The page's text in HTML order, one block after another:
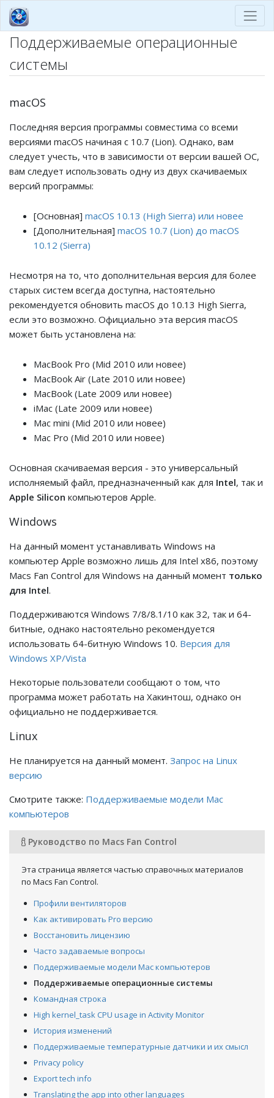
Поддерживаемые операционные
системы
macOS
Последняя версия программы совместима со всеми
версиями macOS начиная с 10.7 (Lion). Однако, вам
следует учесть, что в зависимости от версии вашей ОС,
вам следует использовать одну из двух скачиваемых
версий программы:
[Основная] macOS 10.13 (High Sierra) или новее
[Дополнительная] macOS 10.7 (Lion) до macOS
10.12 (Sierra)
Несмотря на то, что дополнительная версия для более
старых систем всегда доступна, настоятельно
рекомендуется обновить macOS до 10.13 High Sierra,
если это возможно. Официально эта версия macOS
может быть установлена на:
MacBook Pro (Mid 2010 или новее)
MacBook Air (Late 2010 или новее)
MacBook (Late 2009 или новее)
iMac (Late 2009 или новее)
Mac mini (Mid 2010 или новее)
Mac Pro (Mid 2010 или новее)
Основная скачиваемая версия - это универсальный
исполняемый файл, предназначенный как для Intel, так и
Apple Silicon компьютеров Apple.
Windows
На данный момент устанавливать Windows на
компьютер Apple возможно лишь для Intel x86, поэтому
Macs Fan Control для Windows на данный момент только
для Intel.
Поддерживаются Windows 7/8/8.1/10 как 32, так и 64-
битные, однако настоятельно рекомендуется
использовать 64-битную Windows 10. Версия для
Windows XP/Vista
Некоторые пользователи сообщают о том, что
программа может работать на Хакинтош, однако он
официально не поддерживается.
Linux
Не планируется на данный момент. Запрос на Linux
версию
Смотрите также: Поддерживаемые модели Mac
компьютеров
Руководство по Macs Fan Control
Эта страница является частью справочных материалов
по Macs Fan Control.
Профили вентиляторов
Как активировать Pro версию
Восстановить лицензию
Часто задаваемые вопросы
Поддерживаемые модели Mac компьютеров
Поддерживаемые операционные системы
Командная строка
High kernel_task CPU usage in Activity Monitor
История изменений
Поддерживаемые температурные датчики и их смысл
Privacy policy
Export tech info
Translating the app into other languages